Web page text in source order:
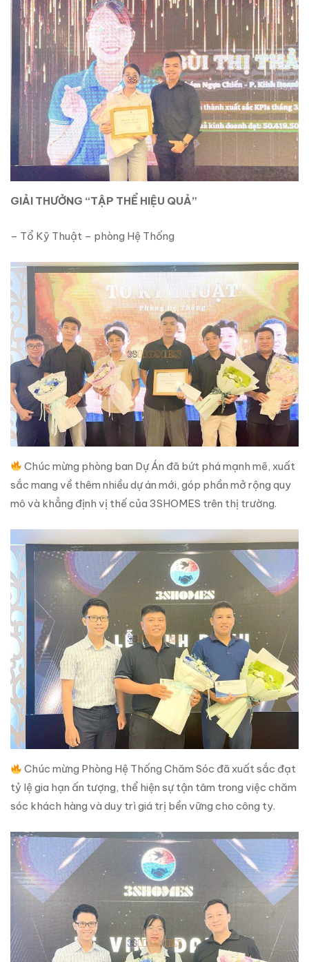
GIẢI THƯỞNG “TẬP THỂ HIỆU QUẢ”
– Tổ Kỹ Thuật – phòng Hệ Thống
Chúc mừng phòng ban Dự Án đã bứt phá mạnh mẽ, xuất
sắc mang về thêm nhiều dự án mới, góp phần mở rộng quy
mô và khẳng định vị thế của 3SHOMES trên thị trường.
Chúc mừng Phòng Hệ Thống Chăm Sóc đã xuất sắc đạt
tỷ lệ gia hạn ấn tượng, thể hiện sự tận tâm trong việc chăm
sóc khách hàng và duy trì giá trị bền vững cho công ty.